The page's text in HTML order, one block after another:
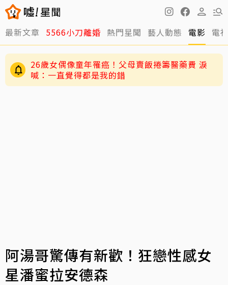
最新文章 5566小刀離婚 熱門星聞 藝人動態 電影 電
26歲女偶像童年罹癌！父母賣飯捲籌醫藥費 淚
喊：一直覺得都是我的錯
阿湯哥驚傳有新歡！狂戀性感女
星潘蜜拉安德森